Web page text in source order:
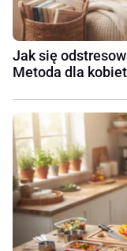
Jak się
Metoda dla